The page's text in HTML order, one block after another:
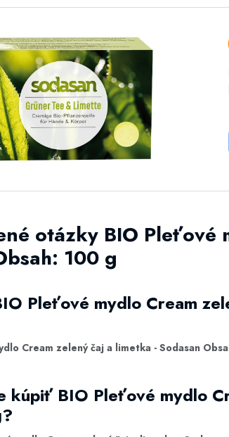
otázky BIO Pleťové
100 g
Pleťové mydlo Cream
Cream zelený čaj a limetka - Sodasan
kúpiť BIO Pleťové mydlo